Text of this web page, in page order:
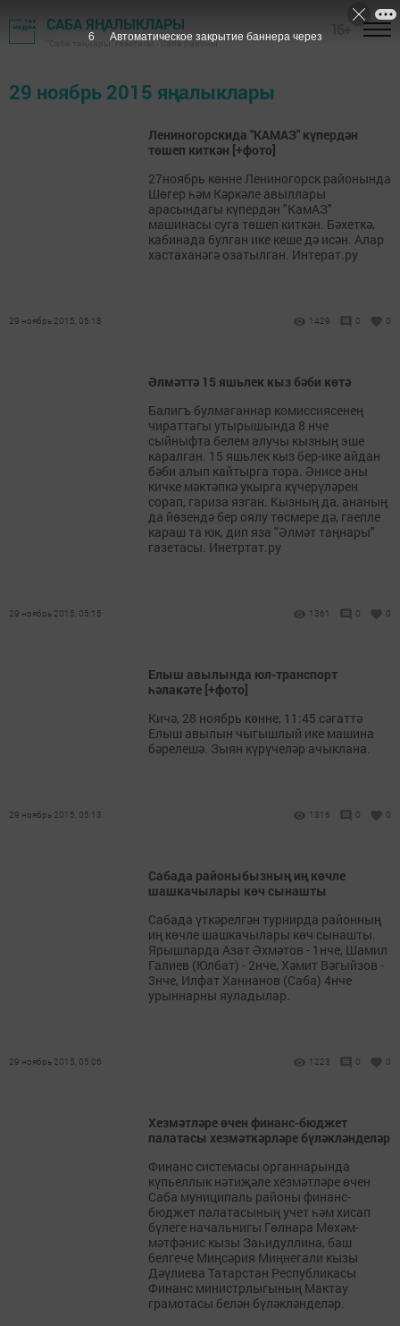
САБА ЯҢАЛЫКЛАРЫ
"Саба таңнары" газетасы - Саба районы
29 ноябрь 2015 яңалыклары
Лениногорскида "КАМАЗ" күпердән
төшеп киткән [+фото]
27ноябрь көнне Лениногорск районында
Шөгер һәм Кәркәле авыллары
арасындагы күпердән "КамАЗ"
машинасы суга төшеп киткән. Бәхеткә,
кабинада булган ике кеше дә исән. Алар
хастаханәгә озатылган. Интерат.ру
29 ноябрь 2015, 05:18 1429 0 0
Әлмәттә 15 яшьлек кыз бәби көтә
Балигъ булмаганнар комиссиясенең
чираттагы утырышында 8 нче
сыйныфта белем алучы кызның эше
каралган. 15 яшьлек кыз бер-ике айдан
бәби алып кайтырга тора. Әнисе аны
кичке мәктәпкә укырга күчерүләрен
сорап, гариза язган. Кызның да, ананың
да йөзендә бер оялу төсмере дә, гаепле
караш та юк, дип яза "Әлмәт таңнары"
газетасы. Инетртат.ру
29 ноябрь 2015, 05:15 1361 0 0
Елыш авылында юл-транспорт
һәлакәте [+фото]
Кичә, 28 ноябрь көнне, 11:45 сәгаттә
Елыш авылын чыгышлый ике машина
бәрелешә. Зыян күрүчеләр ачыклана.
29 ноябрь 2015, 05:13 1316 0 0
Сабада районыбызның иң көчле
шашкачылары көч сынашты
Сабада үткәрелгән турнирда районның
иң көчле шашкачылары көч сынашты.
Ярышларда Азат Әхмәтов - 1нче, Шамил
Галиев (Юлбат) - 2нче, Хәмит Вәгыйзов -
3нче, Илфат Ханнанов (Саба) 4нче
урыннарны яуладылар.
29 ноябрь 2015, 05:06 1223 0 0
Хезмәтләре өчен финанс-бюджет
палатасы хезмәткәрләре бүләкләнделәр
Финанс системасы органнарында
күпьеллык нәтиҗәле хезмәтләре өчен
Саба муниципаль районы финанс-
бюджет палатасының учет һәм хисап
бүлеге начальнигы Гөлнара Мөхәм­
мәтфәнис кызы Заһидуллина, баш
белгече Миңсәрия Миңнегали кызы
Дәүлиева Татарстан Республикасы
Финанс министрлыгының Мактау
грамотасы белән бүләкләнделәр.
5 Автоматическое закрытие баннера через